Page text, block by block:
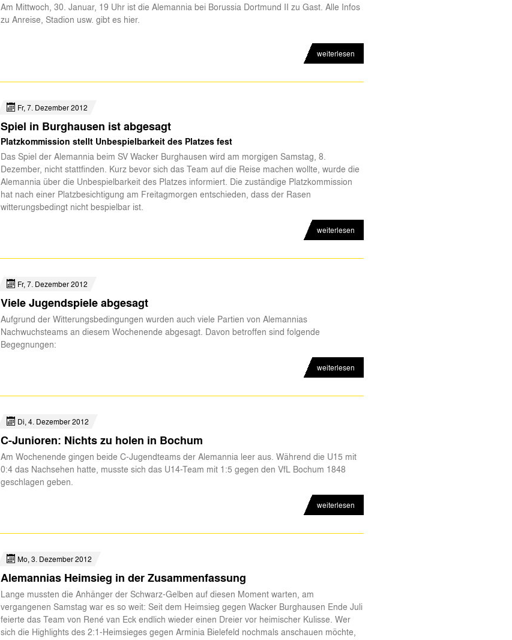
Am Mittwoch, 30. Januar, 19 Uhr ist die Alemannia bei Borussia Dortmund II zu Gast. Alle Infos
zu Anreise, Stadion usw. gibt es hier.
weiterlesen
Fr, 7. Dezember 2012
Spiel in Burghausen ist abgesagt
Platzkommission stellt Unbespielbarkeit des Platzes fest
Das Spiel der Alemannia beim SV Wacker Burghausen wird am morgigen Samstag, 8.
Dezember, nicht stattfinden. Kurz bevor sich das Team auf die Reise machen wollte, wurde die
Alemannia über die Unbespielbarkeit des Platzes informiert. Die zuständige Platzkommission
hat nach einer Platzbesichtigung am Freitagmorgen entschieden, dass der Rasen
witterungsbedingt nicht bespielbar ist.
weiterlesen
Fr, 7. Dezember 2012
Viele Jugendspiele abgesagt
Aufgrund der Witterungsbedingungen wurden auch viele Partien von Alemannias
Nachwuchsteams an diesem Wochenende abgesagt. Davon betroffen sind folgende
Begegnungen:
weiterlesen
Di, 4. Dezember 2012
C-Junioren: Nichts zu holen in Bochum
Am Wochenende gingen beide C-Jugendteams der Alemannia leer aus. Während die U15 mit
0:4 das Nachsehen hatte, musste sich das U14-Team mit 1:5 gegen den VfL Bochum 1848
geschlagen geben.
weiterlesen
Mo, 3. Dezember 2012
Alemannias Heimsieg in der Zusammenfassung
Lange mussten die Anhänger der Schwarz-Gelben auf diesen Moment warten, am
vergangenen Samstag war es so weit: Seit dem Heimsieg gegen Wacker Burghausen Ende Juli
feierte das Team von René van Eck endlich wieder einen Dreier vor heimischer Kulisse. Wer
sich die Highlights des 2:1-Heimsieges gegen Arminia Bielefeld nochmals anschauen möchte,